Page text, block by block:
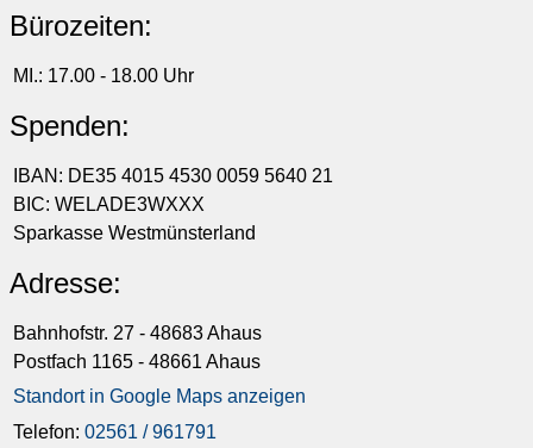
Bürozeiten:
MI.: 17.00 - 18.00 Uhr
Spenden:
IBAN: DE35 4015 4530 0059 5640 21
BIC: WELADE3WXXX
Sparkasse Westmünsterland
Adresse:
Bahnhofstr. 27 - 48683 Ahaus
Postfach 1165 - 48661 Ahaus
Standort in Google Maps anzeigen
Telefon:02561 / 961791